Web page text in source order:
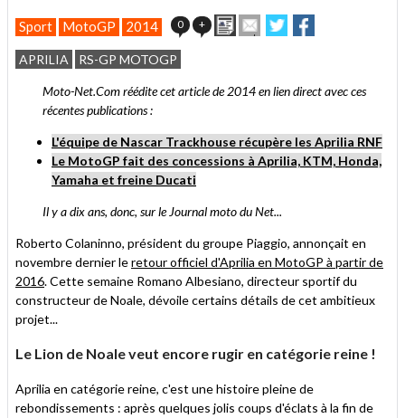
Sport MotoGP 2014 0 + ImprimerEnvoyer
cet
un
ami
Partager
sur
sur
APRILIA RS-GP MOTOGP
Moto-Net.Com réédite cet article de 2014 en lien direct avec ces
récentes publications :
L'équipe de Nascar Trackhouse récupère les Aprilia RNF
Le MotoGP fait des concessions à Aprilia, KTM, Honda,
Yamaha et freine Ducati
Il y a dix ans, donc, sur le Journal moto du Net...
Roberto Colaninno, président du groupe Piaggio, annonçait en
novembre dernier leretour officiel d'Aprilia en MotoGP à partir de
2016. Cette semaine Romano Albesiano, directeur sportif du
constructeur de Noale, dévoile certains détails de cet ambitieux
projet...
Le Lion de Noale veut encore rugir en catégorie reine !
Aprilia en catégorie reine, c'est une histoire pleine de
rebondissements : après quelques jolis coups d'éclats à la fin de